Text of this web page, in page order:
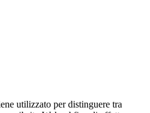
utilizzato per distinguere tra